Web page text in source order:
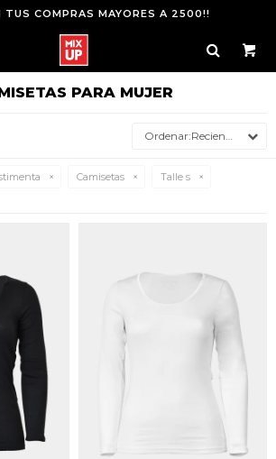
TUS COMPRAS MAYORES A 2500!!
PARA MUJER
Recientes
Camisetas Talle s